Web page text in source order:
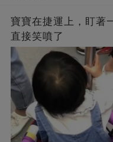
寶寶在捷運上，盯著
直接笑噴了